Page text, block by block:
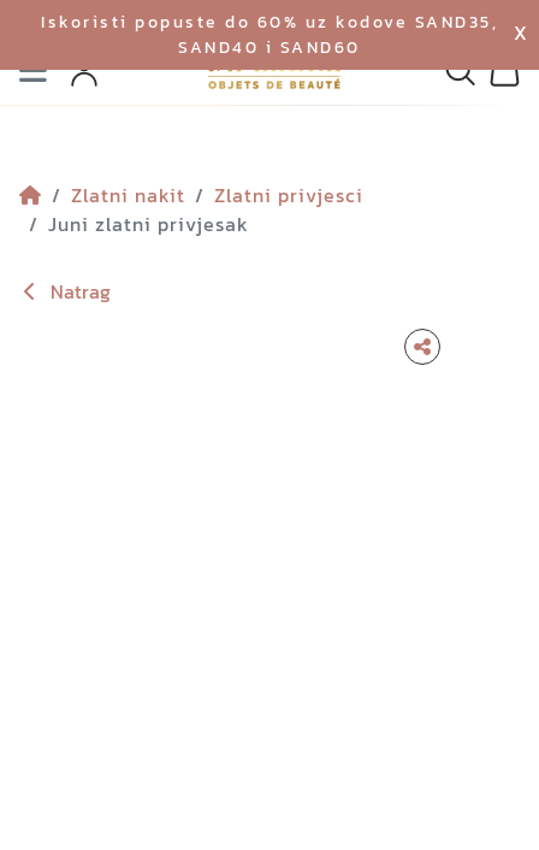
Iskoristi popuste do 60% uz kodove SAND35,
SAND40 i SAND60
X
Izbornik
Profil
Zlatni nakit
Zlatni privjesci
Juni zlatni privjesak
Natrag